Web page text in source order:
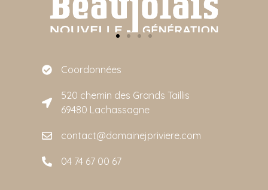
Coordonnées
520 chemin des Grands Taillis
69480 Lachassagne
contact@domainejpriviere.com
04 74 67 00 67